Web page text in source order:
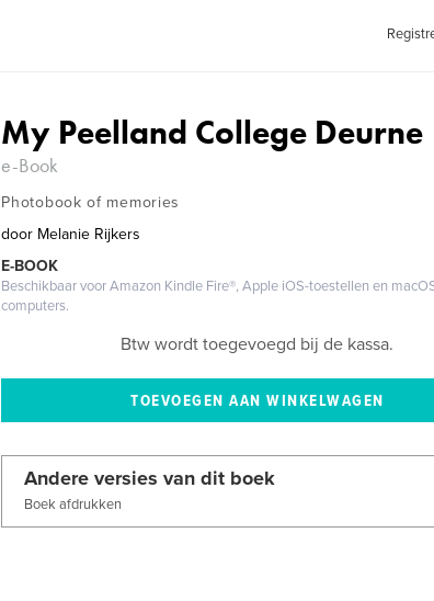
My Peelland College Deurne
e-Book
Photobook of memories
door Melanie Rijkers
E-BOOK
Beschikbaar voor Amazon Kindle Fire®, Apple iOS-toestellen en
computers.
Btw wordt toegevoegd bij de kassa.
Andere versies van dit boek
Boek afdrukken